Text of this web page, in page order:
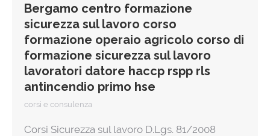
Bergamo centro formazione
sicurezza sul lavoro corso
formazione operaio agricolo corso di
formazione sicurezza sul lavoro
lavoratori datore haccp rspp rls
antincendio primo hse
corsi e consulenza
Corsi Sicurezza sul lavoro D.Lgs. 81/2008